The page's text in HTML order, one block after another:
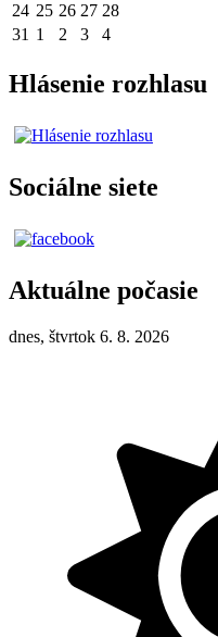
24 25 26 27 28
31 1 2 3 4
Hlásenie rozhlasu
Sociálne siete
Aktuálne počasie
dnes, štvrtok 6. 8. 2026